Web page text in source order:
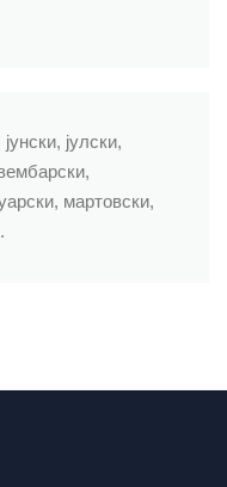
јулски,
мартовски,